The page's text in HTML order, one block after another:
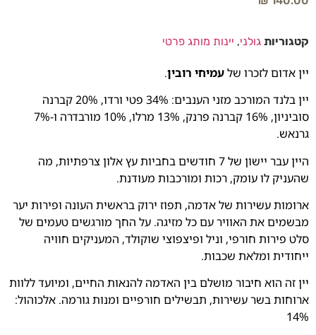
קטגוריות גולני, יינות מותג פרטי
יין אדום לזכרו שלעמיחי רובין.
יין בלנד המורכב מזני הענבים: 34% פטי ורדו, 20% קברנה
סוביניון, 16% קברנה פרנק, 13% מרלו, 10% מורבדרה ו-7%
גרנאש.
היין עבר יישון של 7 חודשים בחביות עץ אלון צרפתיות, מה
שהעניק לו עומק, רכות ומורכבות מעודנת.
ארומות עשירות של אדמה, תפוז ירוק בראשית העונה ופירות יער
מבשמים את האוויר עם כל מזיגה. על החך מורגשים טעמים של
סלט פירות חורפי, וניל ופיצפוצי שוקולד, המעניקים חוויה
ייחודית ומלאת שכבות.
יין זה הוא חיבור מושלם בין האדמה להנאות החיים, ומיועד ללוות
ארוחות בשר עשירות, תבשילים חורפיים ומנות גורמה. אלכוהול:
14%